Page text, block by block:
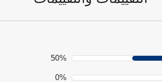
عرض
50%
0%